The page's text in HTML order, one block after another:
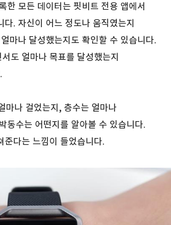
한 모든 데이터는 핏비트 전용 앱에서
다. 자신이 어느 정도나 움직였는지
마나 달성했는지도 확인할 수 있습니다.
도 얼마나 목표를 달성했는지
마나 걸었는지, 층수는 얼마나
동수는 어떤지를 알아볼 수 있습니다.
준다는 느낌이 들었습니다.